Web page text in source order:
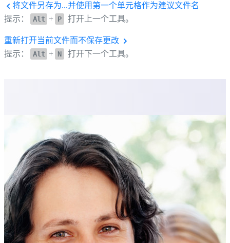
将文件另存为...并使用第一个单元格作为建议文件名
提示：
Alt + P 打开上一个工具。
重新打开当前文件而不保存更改
提示：
Alt + N 打开下一个工具。